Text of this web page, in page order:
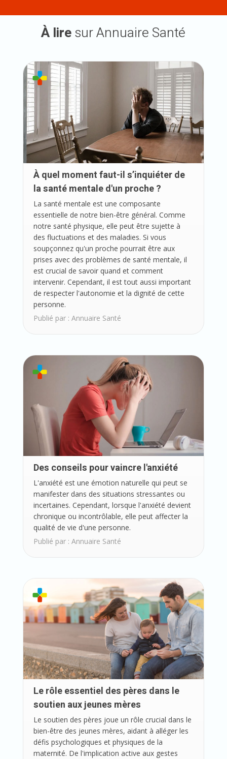
À liresur Annuaire Santé
À quel moment faut-il s’inquiéter de
la santé mentale d'un proche ?
La santé mentale est une composante
essentielle de notre bien-être général. Comme
notre santé physique, elle peut être sujette à
des fluctuations et des maladies. Si vous
soupçonnez qu'un proche pourrait être aux
prises avec des problèmes de santé mentale, il
est crucial de savoir quand et comment
intervenir. Cependant, il est tout aussi important
de respecter l'autonomie et la dignité de cette
personne.
Publié par : Annuaire Santé
Des conseils pour vaincre l'anxiété
L'anxiété est une émotion naturelle qui peut se
manifester dans des situations stressantes ou
incertaines. Cependant, lorsque l'anxiété devient
chronique ou incontrôlable, elle peut affecter la
qualité de vie d'une personne.
Publié par : Annuaire Santé
Le rôle essentiel des pères dans le
soutien aux jeunes mères
Le soutien des pères joue un rôle crucial dans le
bien-être des jeunes mères, aidant à alléger les
défis psychologiques et physiques de la
maternité. De l'implication active aux gestes